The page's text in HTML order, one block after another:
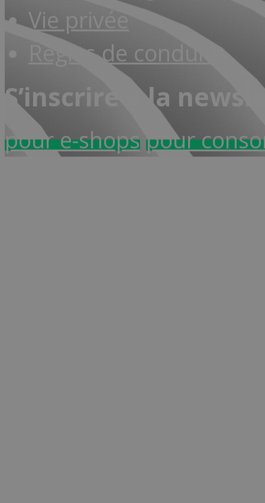
Vie privée
Règles de conduite
S’inscrire à la
pour e-shopspour